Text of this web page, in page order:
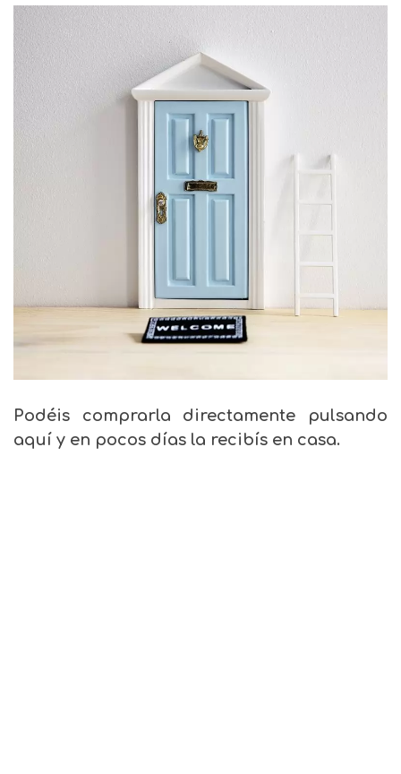
Podéis comprarla directamente pulsando
aquí y en pocos días la recibís en casa.